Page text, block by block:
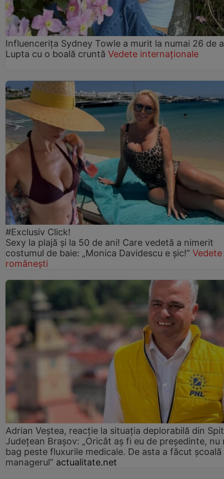
Influencerița Sydney Towle a murit la numai 26 de
Lupta cu o boală cruntă Vedete internaționale
#Exclusiv Click!
Sexy la plajă și la 50 de ani! Care vedetă a nimerit
costumul de baie: „Monica Davidescu e șic!” Vedete
românești
Adrian Veștea, reacție la situația deplorabilă din
Județean Brașov: „Oricât aș fi eu de președinte, nu
bag peste fluxurile medicale. De asta a făcut școală
managerul” actualitate.net